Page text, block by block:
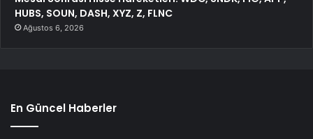
HUBS, SOUN, DASH, XYZ, Z, FLNC
Ağustos 6, 2026
En Güncel Haberler